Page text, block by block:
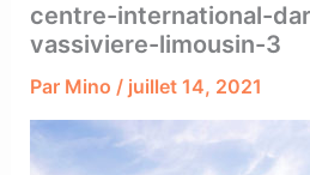
centre-international-
vassiviere-limousin-3
Par Mino / juillet 14, 2021